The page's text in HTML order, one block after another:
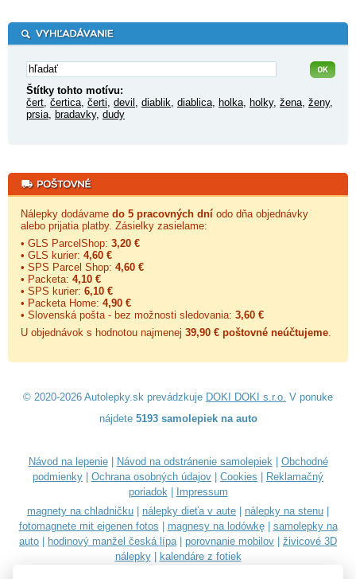
Štítky tohto motívu:
čert čertica čerti devil diablik diablica holka holky, žena ženy,
prsia
bradavky, dudy
Nálepky dodávame do 5 pracovných dní odo dňa objednávky
alebo prijatia platby. Zásielky zasielame:
• GLS ParcelShop: 3,20 €
• GLS kurier: 4,60 €
• SPS Parcel Shop: 4,60 €
• Packeta: 4,10 €
• SPS kurier: 6,10 €
• Packeta Home: 4,90 €
• Slovenská pošta - bez možnosti sledovania: 3,60 €
U objednávok s hodnotou najmenej 39,90 € poštovné neúčtujeme
© 2020-2026 Autolepky.sk prevádzkuje DOKI DOKI s.r.o. V ponuke
nájdete 5193 samolepiek na auto
Návod na lepenie| Návod na odstránenie samolepiek| Obchodné
podmienky
Ochrana osobných údajov Cookies
Reklamačný
poriadok|
Impressum
magnety na chladničku
nálepky dieťa v aute nálepky na stenu
fotomagnete mit eigenen fotos
magnesy na lodówkę| samolepky na
auto
hodinový manžel česká lípa| porovnanie mobilov
živicové 3D
nálepky| kalendáre z fotiek